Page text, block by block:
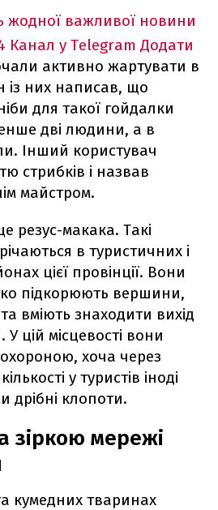
жодної важливої новини
Канал у Telegram Додати
активно жартувати в
із них написав, що
для такої гойдалки
дві людини, а в
Інший користувач
стрибків і назвав
майстром.
резус-макака. Такі
в туристичних і
цієї провінції. Вони
підкорюють вершини,
вміють знаходити вихід
У цій місцевості вони
хоча через
у туристів іноді
дрібні клопоти.
зіркою мережі
кумедних тваринах